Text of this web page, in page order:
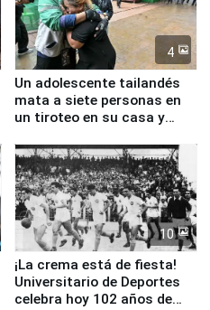
4
Un adolescente tailandés
mata a siete personas en
un tiroteo en su casa y
10
¡La crema está de fiesta!
Universitario de Deportes
celebra hoy 102 años de